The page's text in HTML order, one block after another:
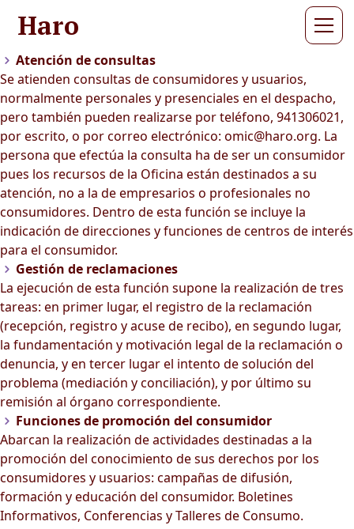
Haro
Atención de consultas
Se atienden consultas de consumidores y usuarios,
normalmente personales y presenciales en el despacho,
pero también pueden realizarse por teléfono, 941306021,
por escrito, o por correo electrónico: omic@haro.org. La
persona que efectúa la consulta ha de ser un consumidor
pues los recursos de la Oficina están destinados a su
atención, no a la de empresarios o profesionales no
consumidores. Dentro de esta función se incluye la
indicación de direcciones y funciones de centros de interés
para el consumidor.
Gestión de reclamaciones
La ejecución de esta función supone la realización de tres
tareas: en primer lugar, el registro de la reclamación
(recepción, registro y acuse de recibo), en segundo lugar,
la fundamentación y motivación legal de la reclamación o
denuncia, y en tercer lugar el intento de solución del
problema (mediación y conciliación), y por último su
remisión al órgano correspondiente.
Funciones de promoción del consumidor
Abarcan la realización de actividades destinadas a la
promoción del conocimiento de sus derechos por los
consumidores y usuarios: campañas de difusión,
formación y educación del consumidor. Boletines
Informativos, Conferencias y Talleres de Consumo.